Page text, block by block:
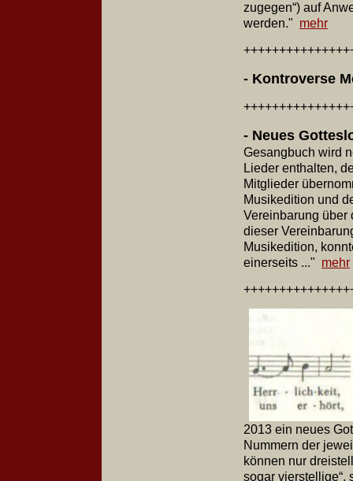
zugegen“) auf
werden." mehr
- Kontroverse
- Neues
Gesangbuch wird
Lieder enthalten,
Mitglieder
Musikedition und
Vereinbarung über
dieser
Musikedition,
einerseits ..." mehr
2013 ein neues
Nummern der
können nur
sogar vierstellige“,